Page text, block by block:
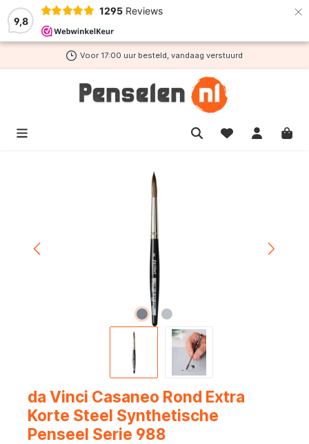
9,8
1295 Reviews ×
hoofdinhoud
Voor 17:00 uur besteld, vandaag verstuurd
da Vinci Casaneo Rond Extra
Korte Steel Synthetische
Penseel Serie 988